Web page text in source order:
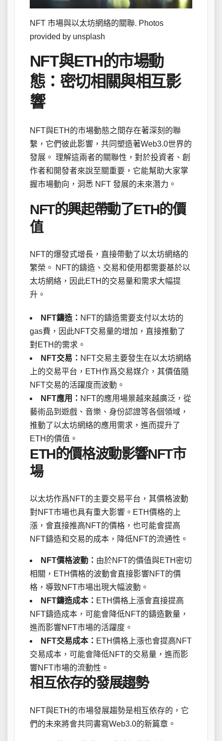
NFT 市場與以太坊網絡的關聯. Photos
provided by unsplash
NFT與ETH的市場動
態：密切相關與相互影
響
NFT與ETH的市場動態之間存在著深刻的聯
繫，它們彼此影響，共同塑造著Web3.0世界的
發展。 理解這兩者的關聯性，對於投資者、創
作者和開發者來說至關重要，它能幫助大家掌
握市場動向，洞悉 NFT 發展的未來潛力。
NFT的興起帶動了ETH的價
值
NFT的爆發式增長，直接帶動了以太坊網絡的
繁榮。 NFT的鑄造、交易和使用都需要基於以
太坊網絡，因此ETH的交易量和需求大幅提
升。
NFT鑄造： NFT的鑄造需要支付以太坊的
gas費，因此NFT交易量的增加，直接推動了
對ETH的需求。
NFT交易： NFT交易主要發生在以太坊網絡
上的交易平台，ETH作爲交易媒介，其價值隨
NFT交易的活躍度而波動。
NFT應用： NFT的應用場景越來越廣泛，從
藝術品到遊戲、音樂、身份認證等各個領域，
推動了以太坊網絡的應用需求，進而提升了
ETH的價值。
ETH的價格波動影響NFT市
場
以太坊作爲NFT的主要交易平台，其價格波動
對NFT市場也具有重大影響。ETH價格的上
漲，會直接推高NFT的價格，也可能會提高
NFT鑄造和交易的成本，降低NFT的流通性。
NFT價格波動： 由於NFT的價值與ETH密切
相關，ETH價格的波動會直接影響NFT的價
格，導致NFT市場出現大幅波動。
NFT鑄造成本： ETH價格上漲會直接提高
NFT鑄造成本，可能會降低NFT的鑄造數量，
進而影響NFT市場的活躍度。
NFT交易成本： ETH價格上漲也會提高NFT
交易成本，可能會降低NFT的交易量，進而影
響NFT市場的流動性。
相互依存的發展趨勢
NFT與ETH的市場發展趨勢是相互依存的，它
們的未來將會共同書寫Web3.0的新篇章。